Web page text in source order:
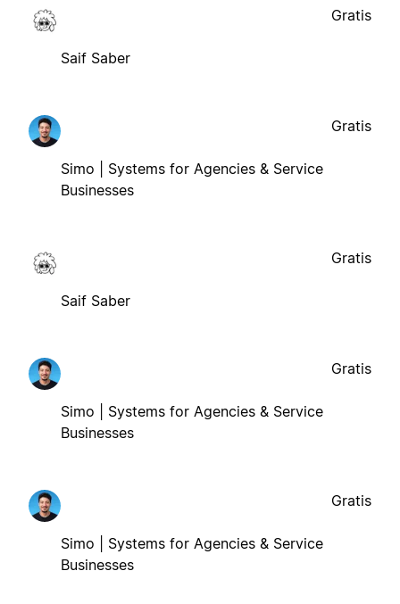
Saif Saber
Gratis
Simo | Systems for Agencies & Service
Businesses
Gratis
Saif Saber
Gratis
Simo | Systems for Agencies & Service
Businesses
Gratis
Simo | Systems for Agencies & Service
Businesses
Gratis